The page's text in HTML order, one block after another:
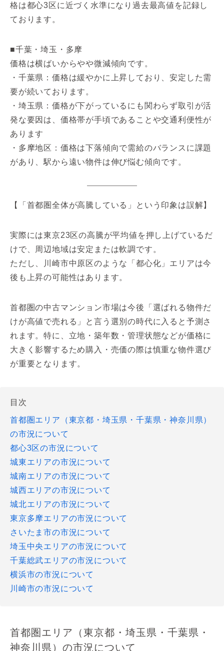
格は都心3区に近づく水準になり過去最高値を記録し
ております。
■千葉・埼玉・多摩
価格は横ばいからやや微減傾向です。
・千葉県：価格は緩やかに上昇しており、安定した需
要が続いております。
・埼玉県：価格が下がっているにも関わらず取引が活
発な要因は、価格帯が手頃であることや交通利便性が
あります
・多摩地区：価格は下落傾向で需給のバランスに課題
があり、駅から遠い物件は伸び悩む傾向です。
【「首都圏全体が高騰している」という印象は誤解】
実際には東京23区の高騰が平均値を押し上げているだ
けで、周辺地域は安定または軟調です。
ただし、川崎市中原区のような「都心化」エリアは今
後も上昇の可能性はあります。
首都圏の中古マンション市場は今後「選ばれる物件だ
けが高値で売れる」と言う選別の時代に入ると予測さ
れます。特に、立地・築年数・管理状態などが価格に
大きく影響するため購入・売価の際は慎重な物件選び
が重要となります。
目次
首都圏エリア（東京都・埼玉県・千葉県・神奈川県）
の市況について
都心3区の市況について
城東エリアの市況について
城南エリアの市況について
城西エリアの市況について
城北エリアの市況について
東京多摩エリアの市況について
さいたま市の市況について
埼玉中央エリアの市況について
千葉総武エリアの市況について
横浜市の市況について
川崎市の市況について
首都圏エリア（東京都・埼玉県・千葉県・
神奈川県）の市況について